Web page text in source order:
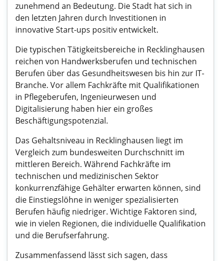
zunehmend an Bedeutung. Die Stadt hat sich in
den letzten Jahren durch Investitionen in
innovative Start-ups positiv entwickelt.
Die typischen Tätigkeitsbereiche in Recklinghausen
reichen von Handwerksberufen und technischen
Berufen über das Gesundheitswesen bis hin zur IT-
Branche. Vor allem Fachkräfte mit Qualifikationen
in Pflegeberufen, Ingenieurwesen und
Digitalisierung haben hier ein großes
Beschäftigungspotenzial.
Das Gehaltsniveau in Recklinghausen liegt im
Vergleich zum bundesweiten Durchschnitt im
mittleren Bereich. Während Fachkräfte im
technischen und medizinischen Sektor
konkurrenzfähige Gehälter erwarten können, sind
die Einstiegslöhne in weniger spezialisierten
Berufen häufig niedriger. Wichtige Faktoren sind,
wie in vielen Regionen, die individuelle Qualifikation
und die Berufserfahrung.
Zusammenfassend lässt sich sagen, dass